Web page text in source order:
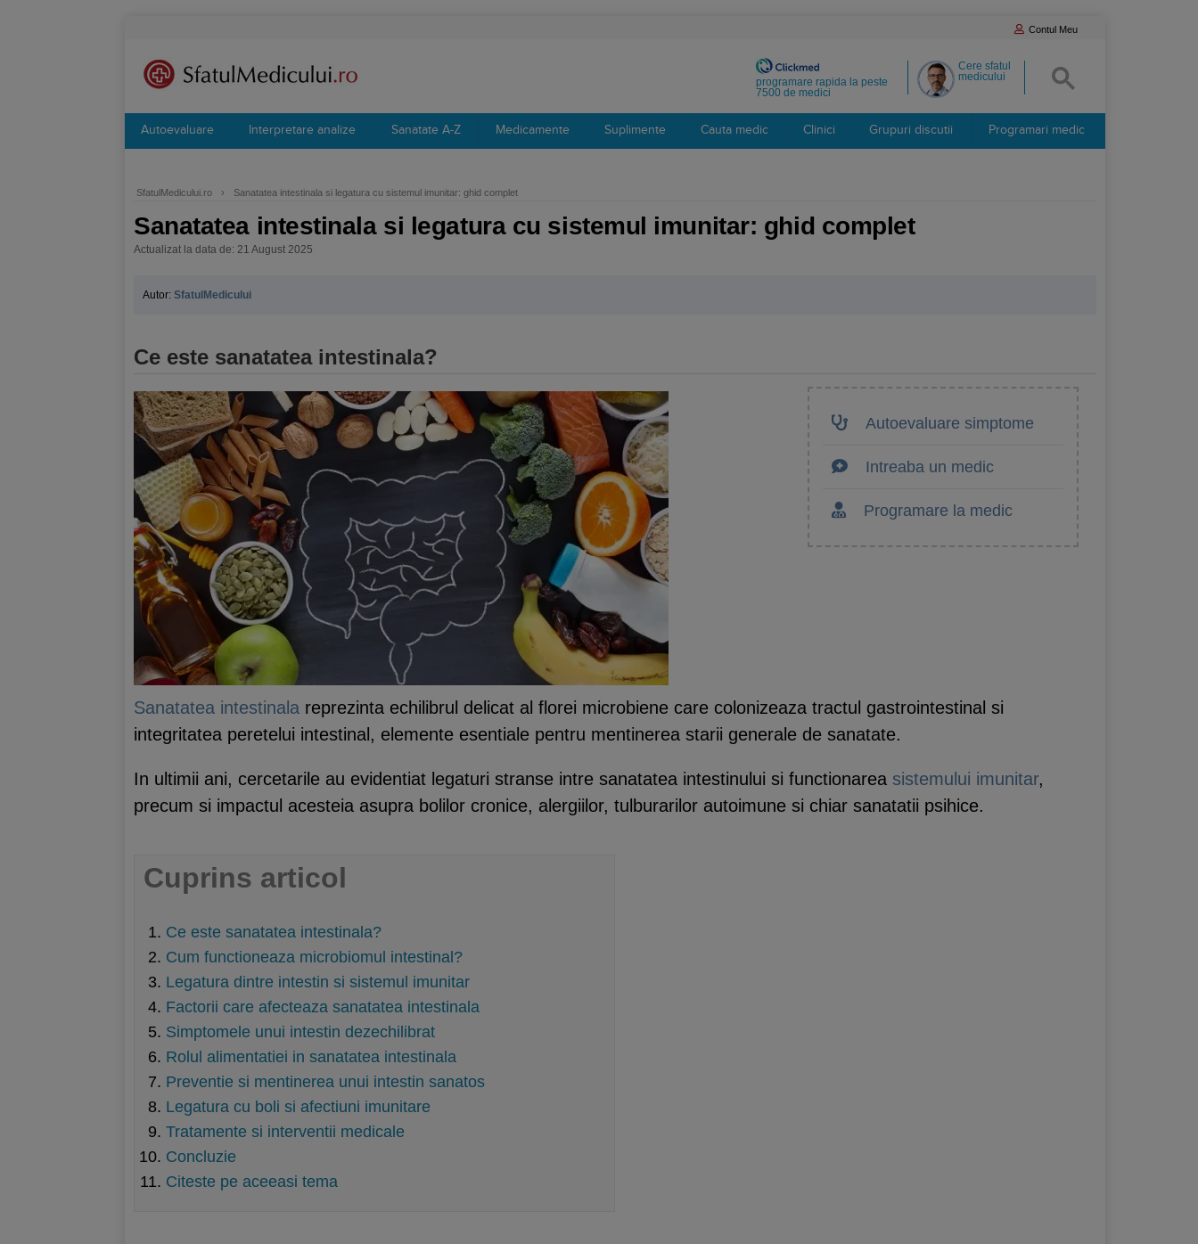
Contul Meu
Cere sfatul
medicului
programare rapida la peste
7500 de medici
Autoevaluare Interpretare analize Sanatate A-Z Medicamente Suplimente Cauta medic Clinici Grupuri discutii Programari medic
SfatulMedicului.ro › Sanatatea intestinala si legatura cu sistemul imunitar: ghid complet
Sanatatea intestinala si legatura cu sistemul imunitar: ghid complet
Actualizat la data de: 21 August 2025
Autor: SfatulMedicului
Ce este sanatatea intestinala?
Autoevaluare simptome
Intreaba un medic
Programare la medic
Sanatatea intestinala reprezinta echilibrul delicat al florei microbiene care colonizeaza tractul gastrointestinal si
integritatea peretelui intestinal, elemente esentiale pentru mentinerea starii generale de sanatate.
In ultimii ani, cercetarile au evidentiat legaturi stranse intre sanatatea intestinului si functionarea sistemului imunitar,
precum si impactul acesteia asupra bolilor cronice, alergiilor, tulburarilor autoimune si chiar sanatatii psihice.
Cuprins articol
Ce este sanatatea intestinala?
Cum functioneaza microbiomul intestinal?
Legatura dintre intestin si sistemul imunitar
Factorii care afecteaza sanatatea intestinala
Simptomele unui intestin dezechilibrat
Rolul alimentatiei in sanatatea intestinala
Preventie si mentinerea unui intestin sanatos
Legatura cu boli si afectiuni imunitare
Tratamente si interventii medicale
Concluzie
Citeste pe aceeasi tema